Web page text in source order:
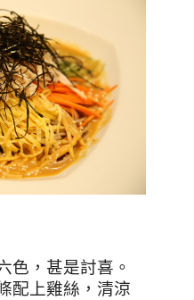
色，甚是討喜。
配上雞絲，清涼